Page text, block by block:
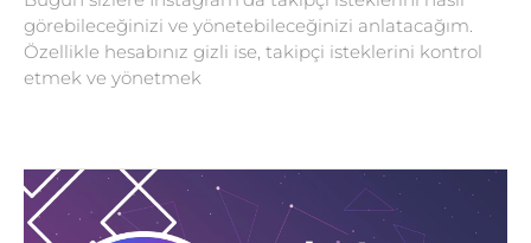
görebileceğinizi ve yönetebileceğinizi anlatacağım.
Özellikle hesabınız gizli ise, takipçi isteklerini kontrol
etmek ve yönetmek